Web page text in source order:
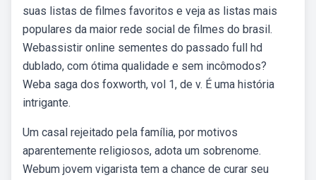
suas listas de filmes favoritos e veja as listas mais
populares da maior rede social de filmes do brasil.
Webassistir online sementes do passado full hd
dublado, com ótima qualidade e sem incômodos?
Weba saga dos foxworth, vol 1, de v. É uma história
intrigante.
Um casal rejeitado pela família, por motivos
aparentemente religiosos, adota um sobrenome.
Webum jovem vigarista tem a chance de curar seu